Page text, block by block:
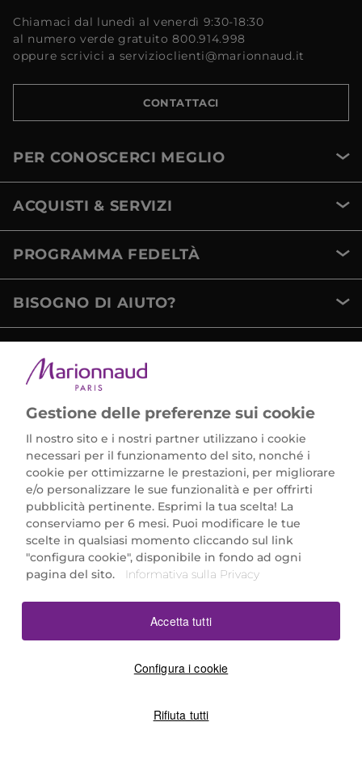
Chiamaci dal lunedì al venerdì 9:30-18:30
al numero verde gratuito 800.914.998
oppure scrivici a servizioclienti@marionnaud.it
CONTATTACI
PER CONOSCERCI MEGLIO
ACQUISTI & SERVIZI
PROGRAMMA FEDELTÀ
BISOGNO DI AIUTO?
Marionnaud Parfumeries Italia S.r.l.
Largo Fiera Milano 5, 20017 Rho (MI)
REA Milano 1650024 con P.IVA 13425220152.
SCARICA LA NOSTRA APP
Gestione delle preferenze sui cookie
Il nostro sito e i nostri partner utilizzano i cookie
necessari per il funzionamento del sito, nonché i
cookie per ottimizzarne le prestazioni, per migliorare
e/o personalizzare le sue funzionalità e per offrirti
pubblicità pertinente. Esprimi la tua scelta! La
conserviamo per 6 mesi. Puoi modificare le tue
scelte in qualsiasi momento cliccando sul link
"configura cookie", disponibile in fondo ad ogni
pagina del sito.
Informativa sulla Privacy
Configura i cookie
Rifiuta tutti
Accetta tutti